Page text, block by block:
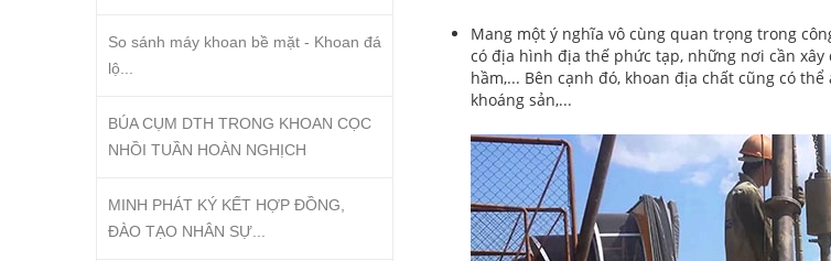
So sánh máy khoan bề mặt - Khoan đá
lộ...
BÚA CỤM DTH TRONG KHOAN CỌC
NHỒI TUẦN HOÀN NGHỊCH
MINH PHÁT KÝ KẾT HỢP ĐỒNG,
ĐÀO TẠO NHÂN SỰ...
Mang một ý nghĩa vô cùng quan trọng trong
có địa hình địa thế phức tạp, những nơi cần
hầm,... Bên cạnh đó, khoan địa chất cũng có
khoáng sản,...